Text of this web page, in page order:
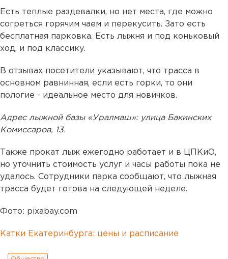
Есть теплые раздевалки, но нет места, где можно
согреться горячим чаем и перекусить. Зато есть
бесплатная парковка. Есть лыжня и под коньковый
ход, и под классику.
В отзывах посетители указывают, что трасса в
основном равнинная, если есть горки, то они
пологие - идеальное место для новичков.
Адрес лыжной базы «Уралмаш»: улица Бакинских
Комиссаров, 13.
Также прокат лыж ежегодно работает и в ЦПКиО,
но уточнить стоимость услуг и часы работы пока не
удалось. Сотрудники парка сообщают, что лыжная
трасса будет готова на следующей неделе.
Фото: pixabay.com
Катки Екатеринбурга: цены и расписание